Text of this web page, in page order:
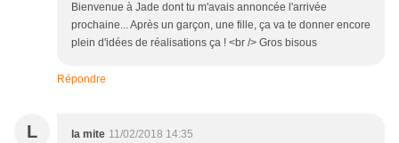
Bienvenue à Jade dont tu m'avais annoncée l'arrivée
prochaine... Après un garçon, une fille, ça va te donner encore
plein d'idées de réalisations ça ! <br /> Gros bisous
Répondre
L la mite 11/02/2018 14:35